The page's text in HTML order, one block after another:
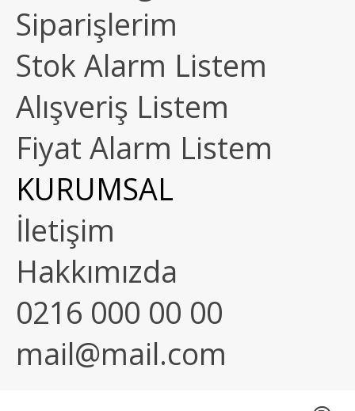
Siparişlerim
Stok Alarm Listem
Alışveriş Listem
Fiyat Alarm Listem
KURUMSAL
İletişim
Hakkımızda
0216 000 00 00
mail@mail.com